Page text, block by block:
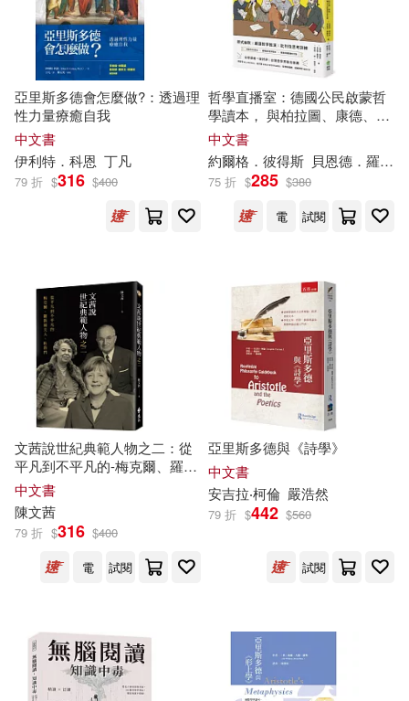
（意）喬萬尼奧里(4)
（日）稻盛和夫(4)
（比）傑夫·尼斯(4)
（法）克里斯多夫·夏布特(4)
（美）本傑明·斯波克(4)
（美）約瑟夫·熊彼特(4)
（美）詹姆斯·帕特森，（美）克里
斯·格拉本斯坦，（美）貝芙莉·約翰
遜(4)
（英）亞瑟·柯南·道爾(4)
（英）多米尼克·奧布萊恩(4)
（英）艾琳·艾德勒(4)
知識產權出版社(11)
財經錢線文化有限公司(11)
貴州人民出版社(11)
長江文藝出版社(11)
Dynamic(10) NoMad(10)
Signum(10)
アルマビアンカ(10)
世界知識出版社(10)
北方婦女兒童出版社(10)
亞里斯多德會怎麼做?：透過理
性力量療癒自我
中文書
伊利特．科恩 丁凡
79 折 $316 $400
哲學直播室：德國公民啟蒙哲
學讀本， 與柏拉圖、康德、亞
里斯多德等大師對談，解構18
大經典哲學思想
中文書
約爾格．彼得斯 貝恩德．羅爾夫
75 折 $285 $380
電
試閱
文茜說世紀典範人物之二：從
平凡到不平凡的-梅克爾、羅斯
福夫人、杜魯門
中文書
陳文茜
79 折 $316 $400
電
試閱
亞里斯多德與《詩學》
中文書
安吉拉‧柯倫 嚴浩然
79 折 $442 $560
試閱